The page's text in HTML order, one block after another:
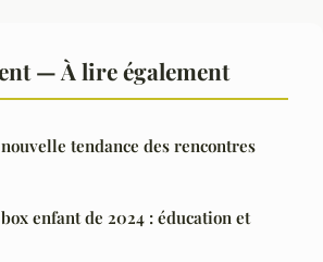
— À lire également
tendance des rencontres
enfant de 2024 : éducation et